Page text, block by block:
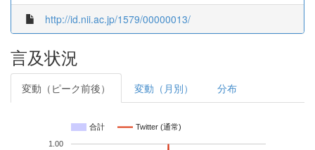
http://id.nii.ac.jp/1579/00000013/
言及状況
変動（ピーク前後） 変動（月別） 分布
合計 Twitter (通常)
1.00